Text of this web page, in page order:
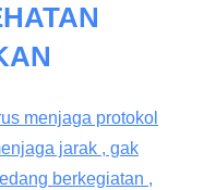
menjaga protokol
jarak , gak
berkegiatan ,